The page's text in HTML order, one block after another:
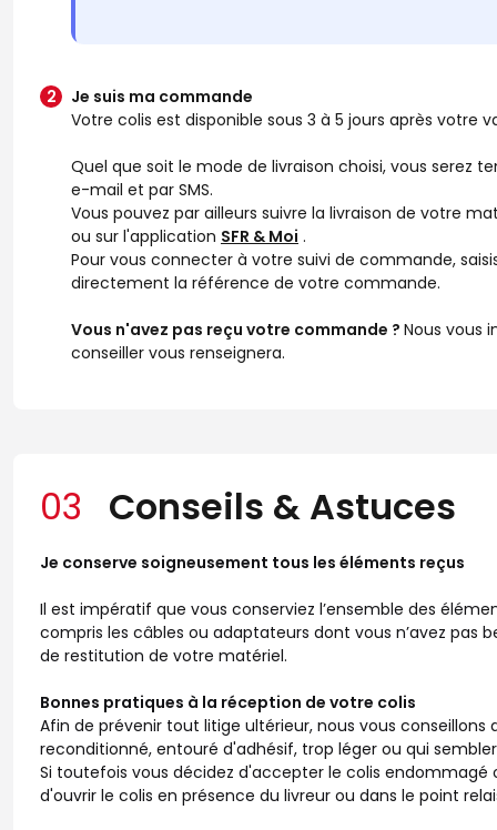
Je suis ma commande
Votre colis est disponible sous 3 à 5 jours après votre
Quel que soit le mode de livraison choisi, vous serez
e-mail et par SMS.
Vous pouvez par ailleurs suivre la livraison de votre
ou sur l'application SFR & Moi .
Pour vous connecter à votre suivi de commande,
directement la référence de votre commande.
Vous n'avez pas reçu votre commande ? Nous vous
conseiller vous renseignera.
03 Conseils & Astuces
Je conserve soigneusement tous les éléments reçus
Il est impératif que vous conserviez l’ensemble des
compris les câbles ou adaptateurs dont vous n’avez pas
de restitution de votre matériel.
Bonnes pratiques à la réception de votre colis
Afin de prévenir tout litige ultérieur, nous vous
reconditionné, entouré d'adhésif, trop léger ou qui
Si toutefois vous décidez d'accepter le colis
d'ouvrir le colis en présence du livreur ou dans le point